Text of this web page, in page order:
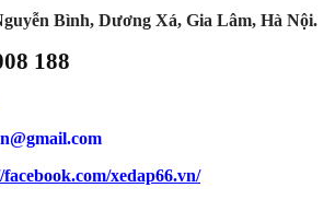
Bình, Dương Xá, Gia Lâm, Hà Nội.
188
xedap66.vn/